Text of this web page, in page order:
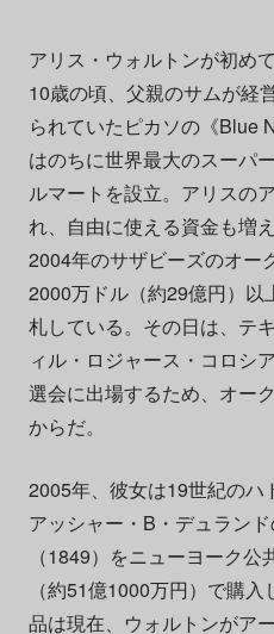
アリス・ウォルトンが初め
10歳の頃、父親のサムが経
られていたピカソの《Blue
はのちに世界最大のスーパ
ルマートを設立。アリスの
れ、自由に使える資金も増
2004年のサザビーズのオー
2000万ドル（約29億円）以
札している。その日は、テ
ィル・ロジャース・コロシ
選会に出場するため、オー
からだ。
2005年、彼女は19世紀のハ
アッシャー・B・デュラン
（1849）をニューヨーク
（約51億1000万円）で購
品は現在、ウォルトンがア